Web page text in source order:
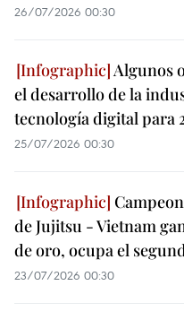
26/07/2026 00:30
Algunos
el desarrollo de la
tecnología digital para
25/07/2026 00:30
de Jujitsu - Vietnam
de oro, ocupa el
23/07/2026 00:30